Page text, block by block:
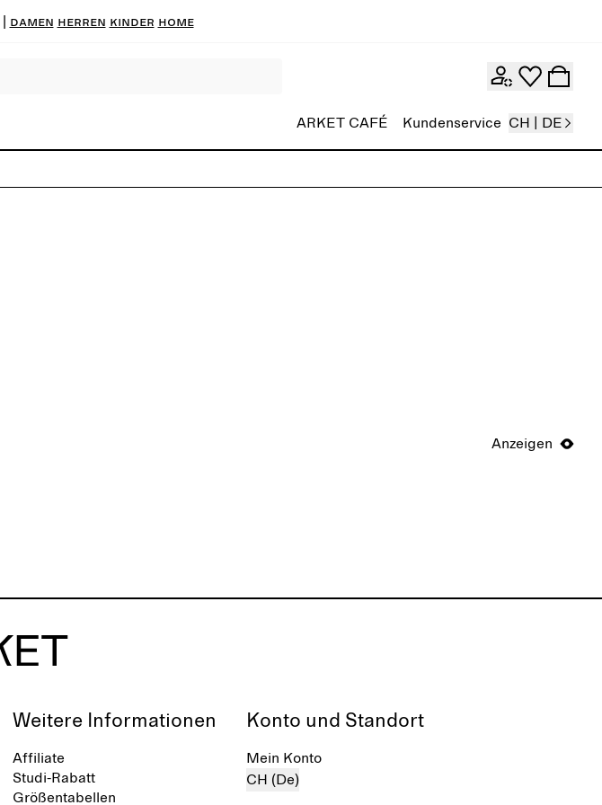
DAMEN HERREN KINDER HOME
ARKET CAFÉ Kundenservice CH | DE
Anzeigen
Weitere Informationen
Affiliate
Studi-Rabatt
Größentabellen
Konto und Standort
Mein Konto
CH (De)